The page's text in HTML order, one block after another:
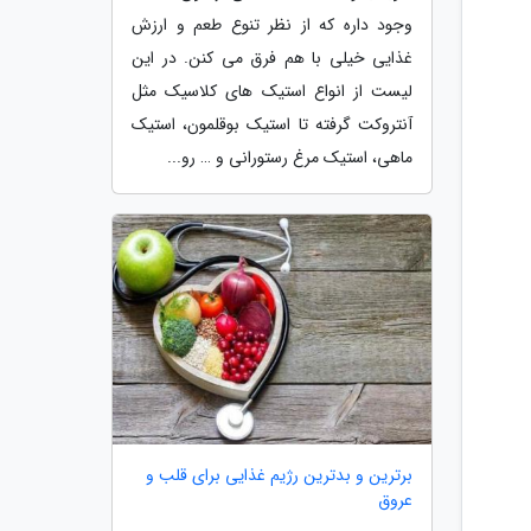
وجود داره که از نظر تنوع طعم و ارزش
غذایی خیلی با هم فرق می کنن. در این
لیست از انواع استیک های کلاسیک مثل
آنتروکت گرفته تا استیک بوقلمون، استیک
ماهی، استیک مرغ رستورانی و … رو...
برترین و بدترین رژیم غذایی برای قلب و
عروق